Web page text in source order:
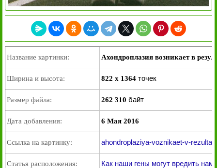
Название картинки: Ахондроплазия возникает в
Ширина и высота: 822 x 1364 точек
Размер файла: 262 310 байт
Дата добавления: 6 Мая 2016
Ссылка на картинку: ahondroplaziya-voznikaet-v-
Статья расположения: Как наши гены могут вредить нам